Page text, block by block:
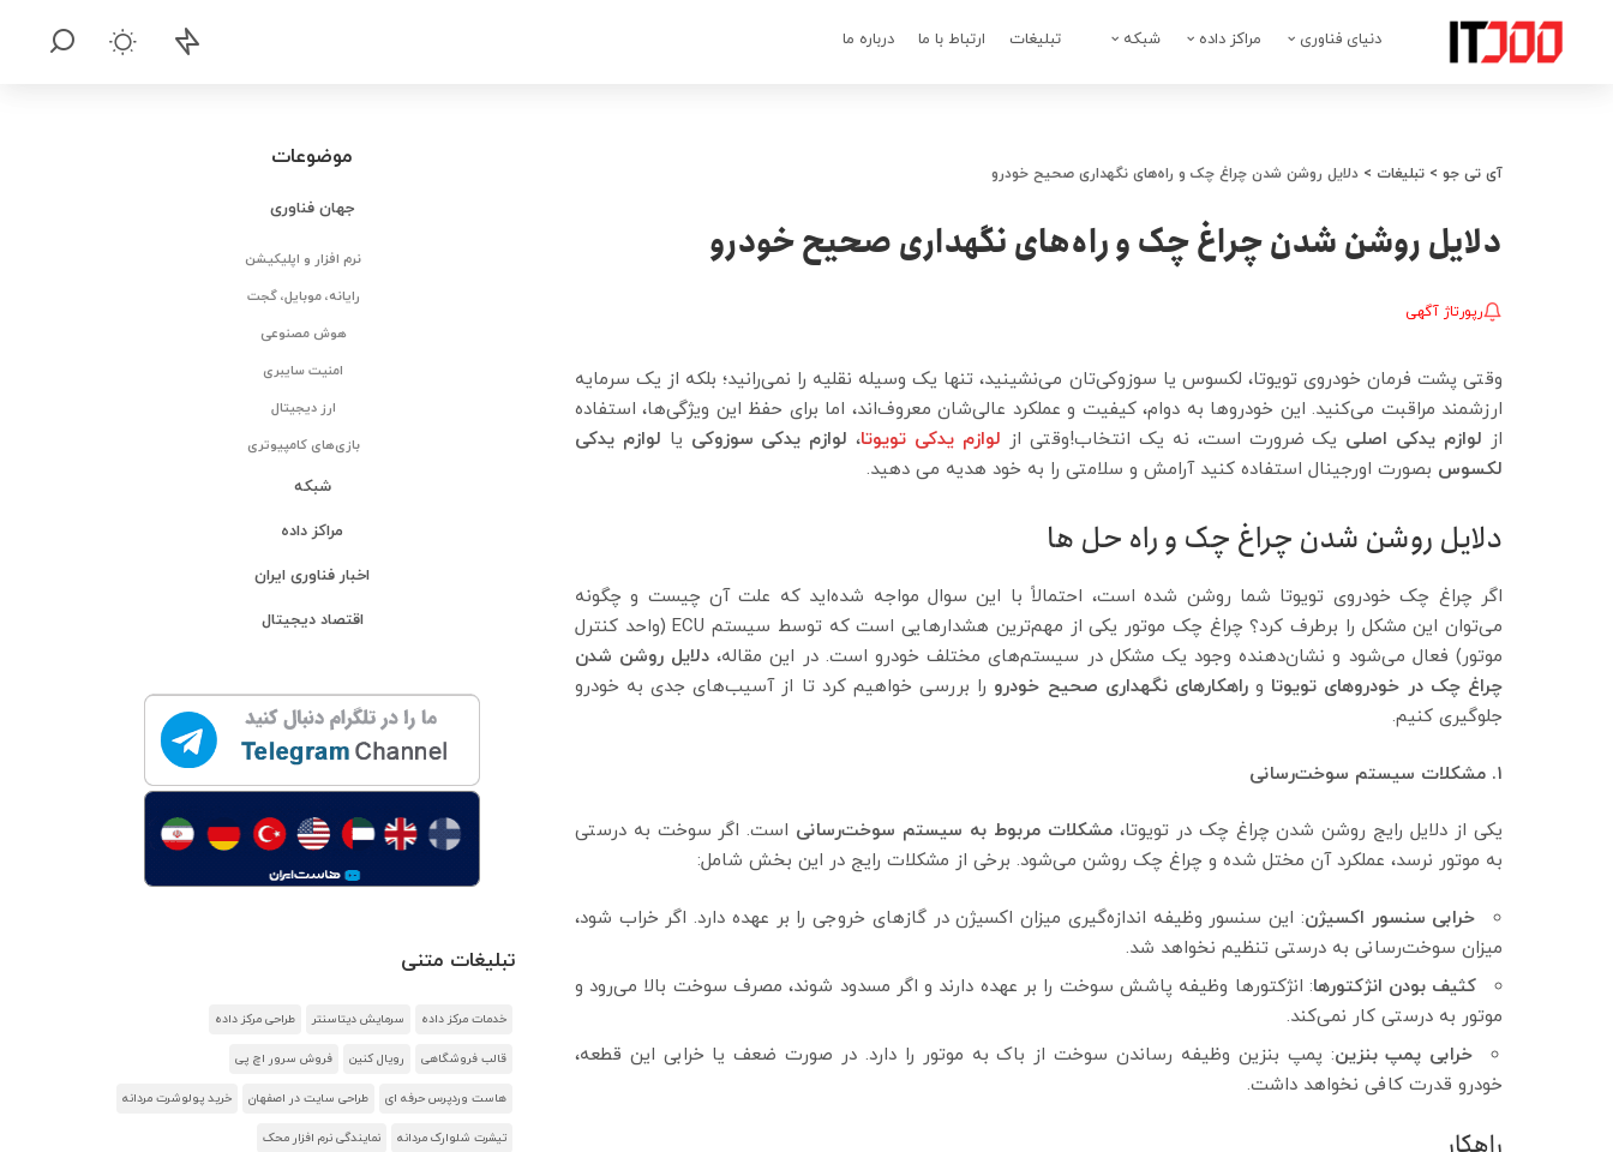
دنیای فناوری مراکز داده شبکه تبلیغات ارتباط با ما درباره ما
آی تی جو > تبلیغات > دلایل روشن شدن چراغ چک و راه‌های نگهداری صحیح خودرو
دلایل روشن شدن چراغ چک و راه‌های نگهداری صحیح خودرو
رپورتاژ آگهی
وقتی پشت فرمان خودروی تویوتا، لکسوس یا سوزوکی‌تان می‌نشینید، تنها یک وسیله نقلیه را نمی‌رانید؛ بلکه از یک سرمایه
ارزشمند مراقبت می‌کنید. این خودروها به دوام، کیفیت و عملکرد عالی‌شان معروف‌اند، اما برای حفظ این ویژگی‌ها، استفاده
از لوازم یدکی اصلی یک ضرورت است، نه یک انتخاب!وقتی از لوازم یدکی تویوتا، لوازم یدکی سوزوکی یا لوازم یدکی
لکسوس بصورت اورجینال استفاده کنید آرامش و سلامتی را به خود هدیه می دهید.
دلایل روشن شدن چراغ چک و راه حل ها
اگر چراغ چک خودروی تویوتا شما روشن شده است، احتمالاً با این سوال مواجه شده‌اید که علت آن چیست و چگونه
می‌توان این مشکل را برطرف کرد؟ چراغ چک موتور یکی از مهم‌ترین هشدارهایی است که توسط سیستم ECU (واحد کنترل
موتور) فعال می‌شود و نشان‌دهنده وجود یک مشکل در سیستم‌های مختلف خودرو است. در این مقاله، دلایل روشن شدن
چراغ چک در خودروهای تویوتا وراهکارهای نگهداری صحیح خودرو را بررسی خواهیم کرد تا از آسیب‌های جدی به خودرو
جلوگیری کنیم.
۱. مشکلات سیستم سوخت‌رسانی
یکی از دلایل رایج روشن شدن چراغ چک در تویوتا،مشکلات مربوط به سیستم سوخت‌رسانی است. اگر سوخت به درستی
به موتور نرسد، عملکرد آن مختل شده و چراغ چک روشن می‌شود. برخی از مشکلات رایج در این بخش شامل:
خرابی سنسور اکسیژن: این سنسور وظیفه اندازه‌گیری میزان اکسیژن در گازهای خروجی را بر عهده دارد. اگر خراب شود،
میزان سوخت‌رسانی به درستی تنظیم نخواهد شد.
کثیف بودن انژکتورها: انژکتورها وظیفه پاشش سوخت را بر عهده دارند و اگر مسدود شوند، مصرف سوخت بالا می‌رود و
موتور به درستی کار نمی‌کند.
خرابی پمپ بنزین: پمپ بنزین وظیفه رساندن سوخت از باک به موتور را دارد. در صورت ضعف یا خرابی این قطعه،
خودرو قدرت کافی نخواهد داشت.
موضوعات
جهان فناوری
نرم افزار و اپلیکیشن
رایانه، موبایل، گجت
هوش مصنوعی
امنیت سایبری
ارز دیجیتال
بازی‌های کامپیوتری
شبکه
مراکز داده
اخبار فناوری ایران
اقتصاد دیجیتال
تبلیغات متنی
خدمات مرکز داده سرمایش دیتاسنتر طراحی مرکز داده
قالب فروشگاهی رویال کنین فروش سرور اچ پی
هاست وردپرس حرفه ای طراحی سایت در اصفهان خرید پولوشرت مردانه
تیشرت شلوارک مردانه نمایندگی نرم افزار محک